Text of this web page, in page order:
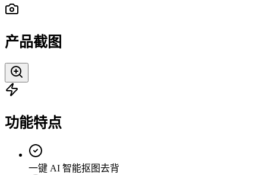
产品截图
功能特点
一键 AI 智能抠图去背